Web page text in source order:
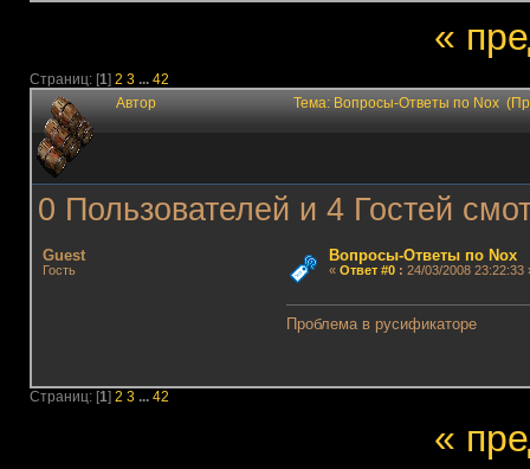
«
Страниц: [1] 2 3 ... 42
Автор Тема: Вопросы-Ответы по Nox
0 Пользователей и 4 Гостей
Guest
Гость
Вопросы-Ответы по Nox
« Ответ #0: 24/03/2008 23:22:33
Проблема в русификаторе
Страниц: [1] 2 3 ... 42
«